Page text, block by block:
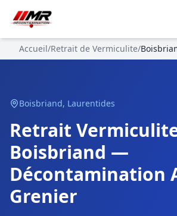
Accueil/Retrait de Vermiculite/
Boisbriand, Laurentides
Retrait
Boisbriand —
Décontamination
Grenier